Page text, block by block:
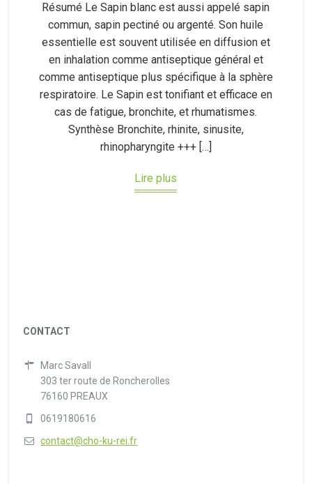
Résumé Le Sapin blanc est aussi appelé sapin
commun, sapin pectiné ou argenté. Son huile
essentielle est souvent utilisée en diffusion et
en inhalation comme antiseptique général et
comme antiseptique plus spécifique à la sphère
respiratoire. Le Sapin est tonifiant et efficace en
cas de fatigue, bronchite, et rhumatismes.
Synthèse Bronchite, rhinite, sinusite,
rhinopharyngite +++ […]
Lire plus
CONTACT
Marc Savall
303 ter route de Roncherolles
76160 PREAUX
0619180616
contact@cho-ku-rei.fr